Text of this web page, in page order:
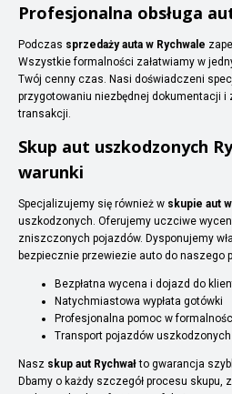
Profesjonalna obsługa
Podczas sprzedaży auta w Rychwale
Wszystkie formalności załatwiamy w
Twój cenny czas. Nasi doświadczeni
przygotowaniu niezbędnej dokumentacji i
transakcji.
Skup aut uszkodzonych
warunki
Specjalizujemy się również w skupie aut
uszkodzonych. Oferujemy uczciwe
zniszczonych pojazdów. Dysponujemy
bezpiecznie przewiezie auto do naszego
Bezpłatna wycena i dojazd do
Natychmiastowa wypłata gotówki
Profesjonalna pomoc w
Transport pojazdów uszkodzonych
Nasz skup aut Rychwałto gwarancja
Dbamy o każdy szczegół procesu skupu,